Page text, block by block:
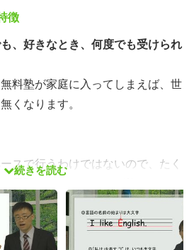
徴
、好きなとき、何度でも受けられ
料塾が家庭に入ってしまえば、世
くなります。
スで行うわけではないので、たく
ンを上げる映像の配信
方々にお願いして、「夢を持って
続きを読む